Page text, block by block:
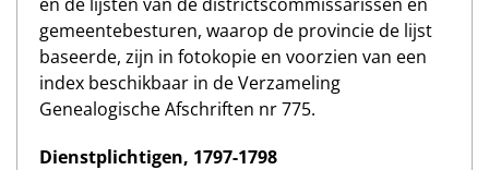
gemeentebesturen, waarop de provincie de lijst
baseerde, zijn in fotokopie en voorzien van een
index beschikbaar in de Verzameling
Genealogische Afschriften nr 775.
Dienstplichtigen, 1797-1798